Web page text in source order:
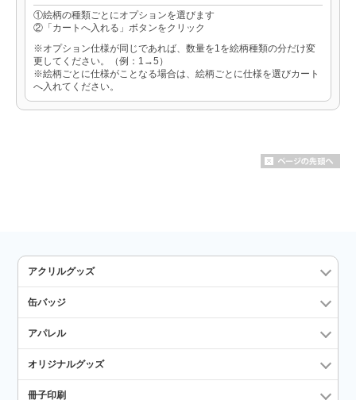
①絵柄の種類ごとにオプションを選びます
②「カートへ入れる」ボタンをクリック
※オプション仕様が同じであれば、数量を1を絵柄種類の分だけ変
更してください。（例：1→5）
※絵柄ごとに仕様がことなる場合は、絵柄ごとに仕様を選びカート
へ入れてください。
アクリルグッズ
缶バッジ
アパレル
オリジナルグッズ
冊子印刷